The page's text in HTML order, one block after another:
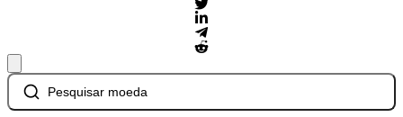
Pesquisar moeda